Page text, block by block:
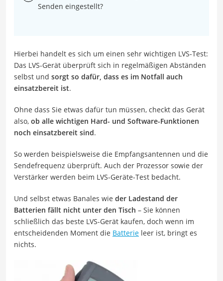
Senden eingestellt?
Hierbei handelt es sich um einen sehr wichtigen LVS-Test:
Das LVS-Gerät überprüft sich in regelmäßigen Abständen
selbst und sorgt so dafür, dass es im Notfall auch
einsatzbereit ist.
Ohne dass Sie etwas dafür tun müssen, checkt das Gerät
also, ob alle wichtigen Hard- und Software-Funktionen
noch einsatzbereit sind.
So werden beispielsweise die Empfangsantennen und die
Sendefrequenz überprüft. Auch der Prozessor sowie der
Verstärker werden beim LVS-Geräte-Test bedacht.
Und selbst etwas Banales wie der Ladestand der
Batterien fällt nicht unter den Tisch – Sie können
schließlich das beste LVS-Gerät kaufen, doch wenn im
entscheidenden Moment die Batterie leer ist, bringt es
nichts.